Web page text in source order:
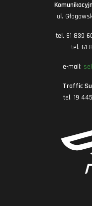
ul.
tel. 61 839
tel. 61
e-mail:
Traffic
tel. 19